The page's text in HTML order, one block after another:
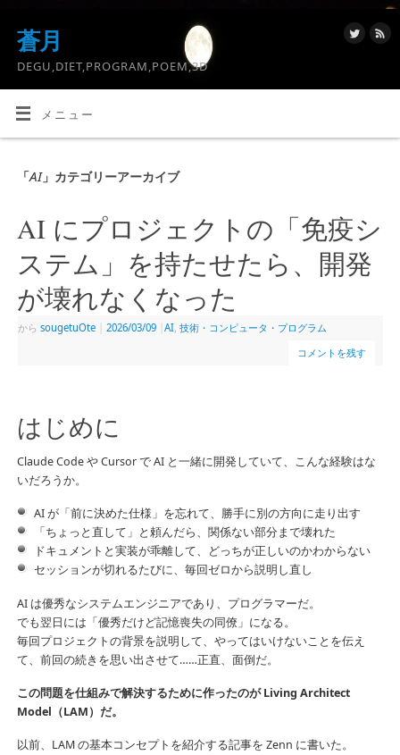
蒼月
DEGU,DIET,PROGRAM,POEM,3D
メニュー
「AI」カテゴリーアーカイブ
AI にプロジェクトの「免疫シ
ステム」を持たせたら、開発
が壊れなくなった
から sougetuOte 2026/03/09 AI, 技術・コンピュータ・プログラム
コメントを残す
はじめに
Claude Code や Cursor で AI と一緒に開発していて、こんな経験はな
いだろうか。
AI が「前に決めた仕様」を忘れて、勝手に別の方向に走り出す
「ちょっと直して」と頼んだら、関係ない部分まで壊れた
ドキュメントと実装が乖離して、どっちが正しいのかわからない
セッションが切れるたびに、毎回ゼロから説明し直し
AI は優秀なシステムエンジニアであり、プログラマーだ。
でも翌日には「優秀だけど記憶喪失の同僚」になる。
毎回プロジェクトの背景を説明して、やってはいけないことを伝え
て、前回の続きを思い出させて……正直、面倒だ。
この問題を仕組みで解決するために作ったのが Living Architect
Model（LAM）だ。
以前、LAM の基本コンセプトを紹介する記事を Zenn に書いた。